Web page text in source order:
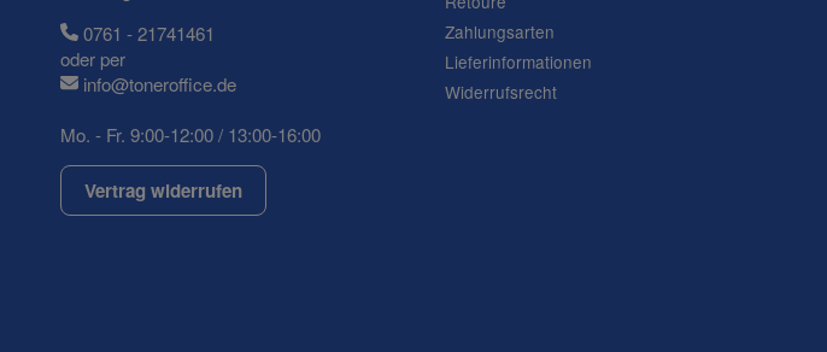
0761 - 21741461
oder per
info@toneroffice.de
Mo. - Fr. 9:00-12:00 / 13:00-16:00
Vertrag widerrufen
Zahlungsarten
Lieferinformationen
Widerrufsrecht